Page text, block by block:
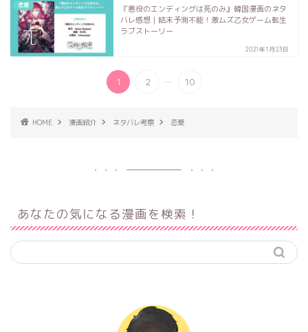
恋愛
『悪役のエンディングは死のみ』韓国漫画のネタ
バレ感想｜結末予測不能！激ムズ乙女ゲーム転生
ラブストーリー
2021年1月23日
1 2 ... 10
HOME 漫画紹介 ネタバレ考察 恋愛
あなたの気になる漫画を検索！